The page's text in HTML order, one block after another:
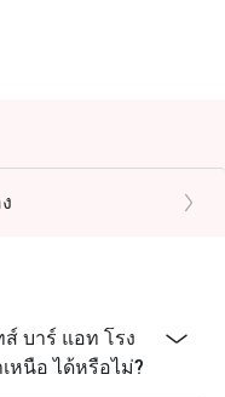
บาร์ แอท โรง
หนือ ได้หรือไม่?